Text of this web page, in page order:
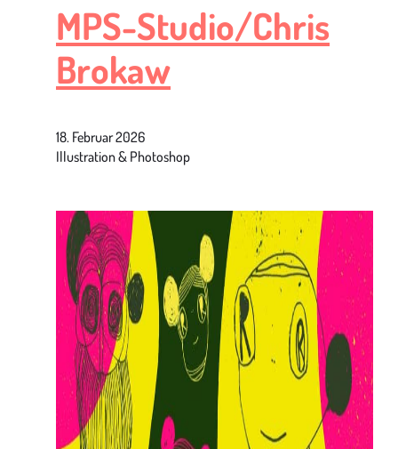
MPS-Studio/Chris
Brokaw
18. Februar 2026
Illustration & Photoshop